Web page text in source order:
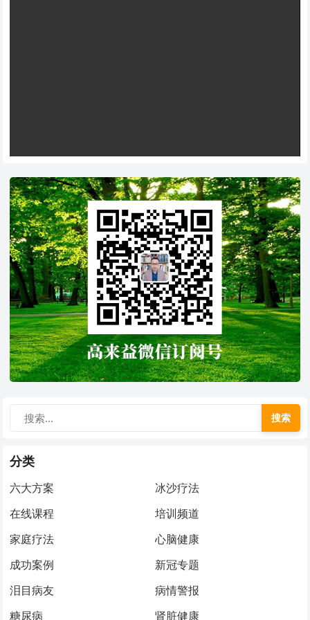
搜索
分类
六大方案
冰沙疗法
在线课程
培训频道
家庭疗法
心脑健康
成功案例
新冠专题
泪目病友
病情警报
糖尿病
肾脏健康